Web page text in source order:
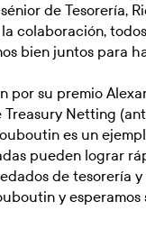
de Tesorería,
colaboración,
bien juntos para
por su premio
Netting
es un
pueden lograr
de tesorería
y